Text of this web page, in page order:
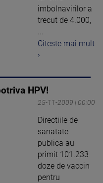
imbolnavirilor a
trecut de 4.000,
...
Citeste mai mult
›
HPV!
25-11-2009 | 00:00
Directiile de
sanatate
publica au
primit 101.233
doze de vaccin
pentru